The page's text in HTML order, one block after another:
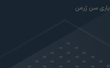
پاری سن ژرمن